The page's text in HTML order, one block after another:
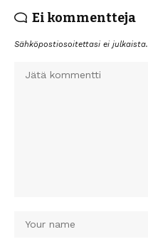
Ei kommentteja
Sähköpostiosoitettasi ei julkaista.